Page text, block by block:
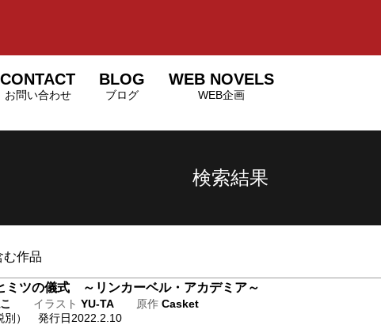
CONTACT
お問い合わせ
BLOG
ブログ
WEB NOVELS
WEB企画
検索結果
む作品
ミツの儀式 ～リンカーベル・アカデミア～
イラスト YU-TA 原作 Casket
別） 発行日2022.2.10